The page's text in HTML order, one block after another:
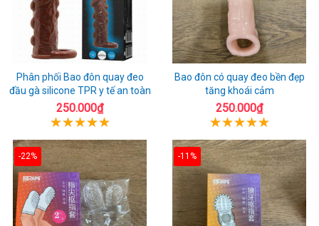
Phân phối Bao đôn quay đeo
đầu gà silicone TPR y tế an toàn
250.000₫
Bao đôn có quay đeo bền đẹp
tăng khoái cảm
250.000₫
-22% -11%